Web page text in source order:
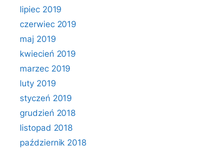
lipiec 2019
czerwiec 2019
maj 2019
kwiecień 2019
marzec 2019
luty 2019
styczeń 2019
grudzień 2018
listopad 2018
październik 2018